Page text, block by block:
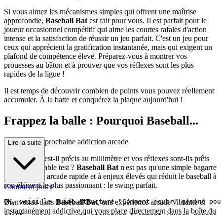
Si vous aimez les mécanismes simples qui offrent une maîtrise
approfondie, Baseball Bat est fait pour vous. Il est parfait pour le
joueur occasionnel compétitif qui aime les courtes rafales d'action
intense et la satisfaction de réussir un jeu parfait. C'est un jeu pour
ceux qui apprécient la gratification instantanée, mais qui exigent un
plafond de compétence élevé. Préparez-vous à montrer vos
prouesses au bâton et à prouver que vos réflexes sont les plus
rapides de la ligue !
Il est temps de découvrir combien de points vous pouvez réellement
accumuler. À la batte et conquérez la plaque aujourd'hui !
Frappez la balle : Pourquoi Baseball...
Bat est votre prochaine addiction arcade
Votre timing est-il précis au millimètre et vos réflexes sont-ils prêts
pour un véritable test ? Baseball Bat n'est pas qu'une simple bagarre
; c'est un défi arcade rapide et à enjeux élevés qui réduit le baseball à
son élément le plus passionnant : le swing parfait.
Bienvenue dansBaseball Bat, une expérience arcade vibrante et
instantanément addictive qui vous place directement dans la boîte du
Lire la suite
Comment jouer